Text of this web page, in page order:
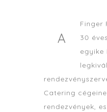
A
Finger
30
egyike
Catering
rendezvények,